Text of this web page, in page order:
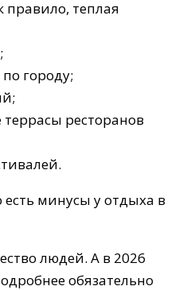
правило, теплая
городу;
ресторанов
есть минусы у отдыха в
людей. А в 2026
обязательно